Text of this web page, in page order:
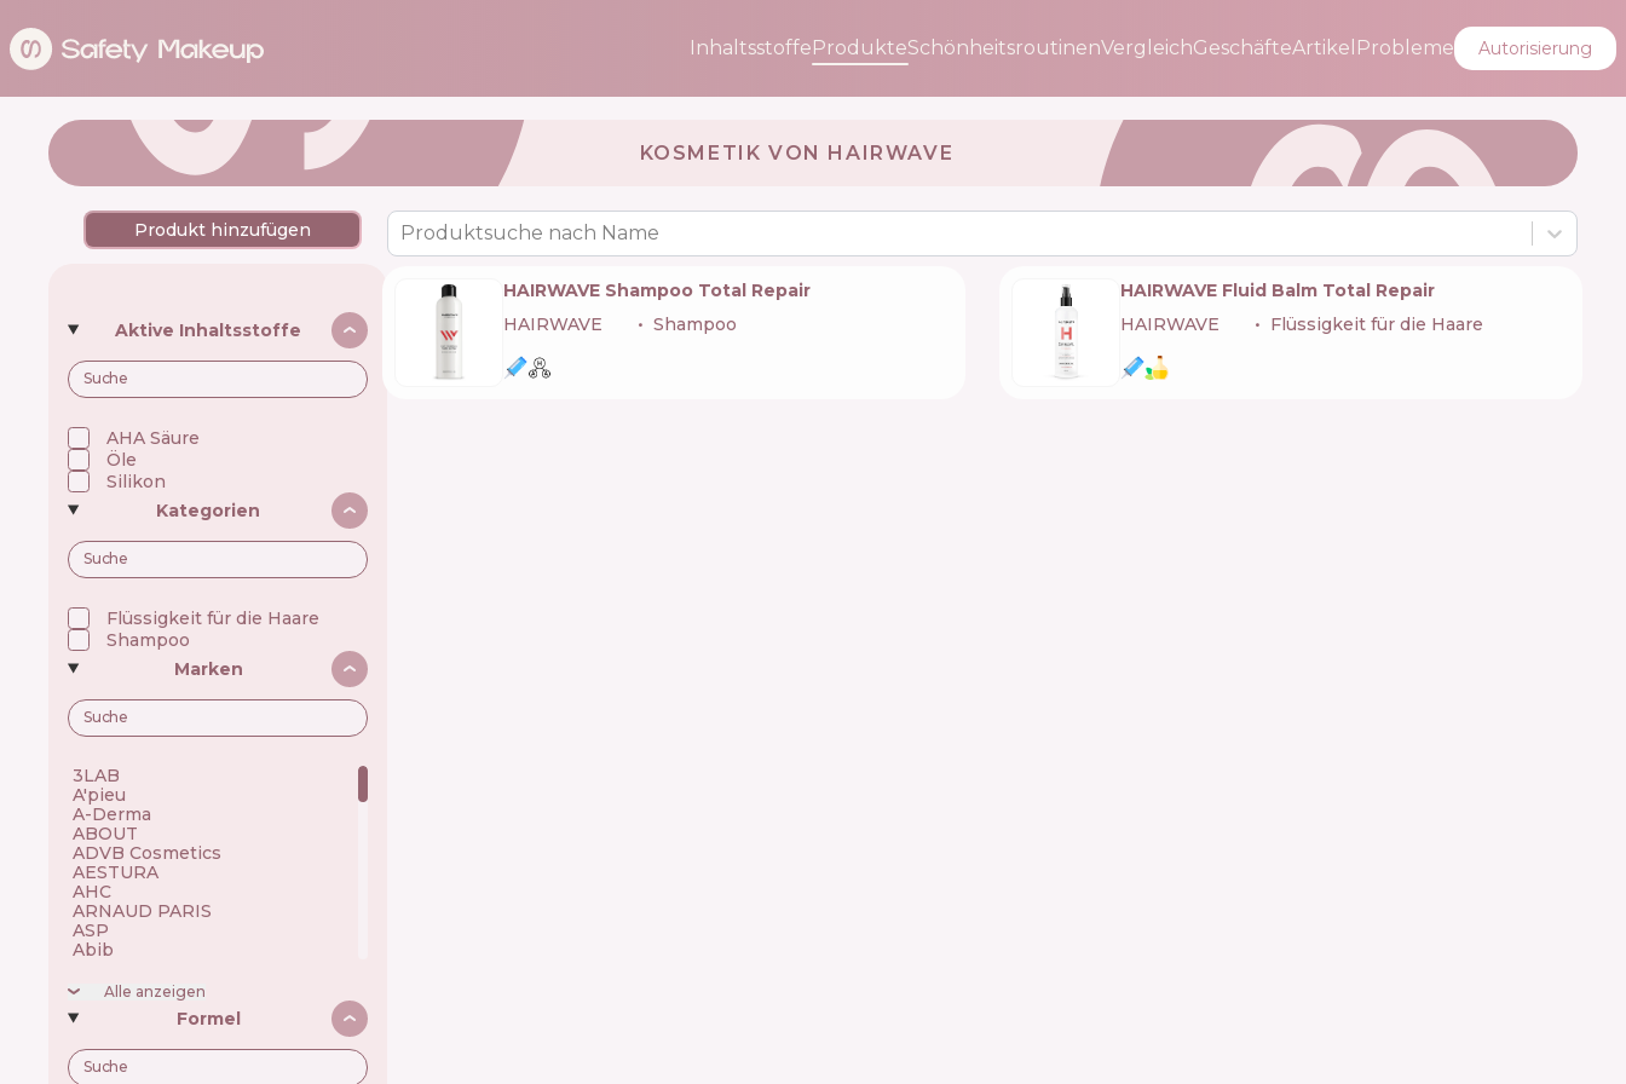
InhaltsstoffeProdukteSchönheitsroutinenVergleichGeschäfteArtikel Probleme Autorisierung
KOSMETIK VON HAIRWAVE 🇺🇦
Produkt hinzufügen
Aktive Inhaltsstoffe
AHA Säure
Öle
Silikon
Kategorien
Flüssigkeit für die Haare
Shampoo
Marken
3LAB 🇺🇸
A'pieu 🇰🇷
A-Derma 🇫🇷
ABOUT 🇺🇦
ADVB Cosmetics 🇹🇷
AESTURA 🇰🇷
AHC 🇰🇷
ARNAUD PARIS 🇫🇷
ASP 🇬🇧
Abib 🇰🇷
Achroactive Max 🇧🇬
Acnemy 🇪🇸
Acure 🇺🇸
Acwell 🇰🇷
Ada Tina 🇧🇷
Alle anzeigen
Formel
Produktsuche nach Name
HAIRWAVE Shampoo Total Repair
HAIRWAVE
Shampoo
HAIRWAVE Fluid Balm Total Repair
HAIRWAVE
Flüssigkeit für die Haare